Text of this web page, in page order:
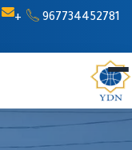
967734452781+